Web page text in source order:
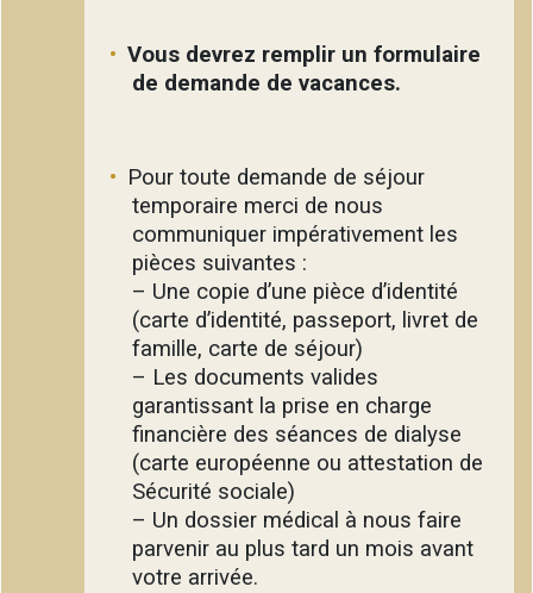
Vous devrez remplir un formulaire
de demande de vacances.
Pour toute demande de séjour
temporaire merci de nous
communiquer impérativement les
pièces suivantes :
– Une copie d’une pièce d’identité
(carte d’identité, passeport, livret de
famille, carte de séjour)
– Les documents valides
garantissant la prise en charge
financière des séances de dialyse
(carte européenne ou attestation de
Sécurité sociale)
– Un dossier médical à nous faire
parvenir au plus tard un mois avant
votre arrivée.